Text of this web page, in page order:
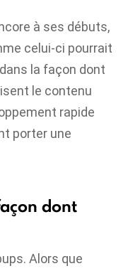
à ses débuts,
celui-ci pourrait
la façon dont
le contenu
rapide
porter une
dont
Alors que